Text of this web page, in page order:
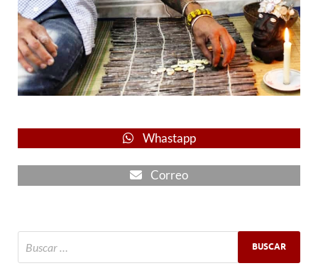
Whastapp
Correo